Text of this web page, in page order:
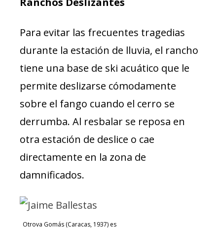
Para evitar las frecuentes tragedias
durante la estación de lluvia, el rancho
tiene una base de ski acuático que le
permite deslizarse cómodamente
sobre el fango cuando el cerro se
derrumba. Al resbalar se reposa en
otra estación de deslice o cae
directamente en la zona de
damnificados.
Otrova Gomás (Caracas, 1937) es